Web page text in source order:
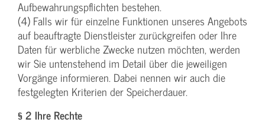
Aufbewahrungspflichten bestehen.
(4) Falls wir für einzelne Funktionen unseres Angebots
auf beauftragte Dienstleister zurückgreifen oder Ihre
Daten für werbliche Zwecke nutzen möchten, werden
wir Sie untenstehend im Detail über die jeweiligen
Vorgänge informieren. Dabei nennen wir auch die
festgelegten Kriterien der Speicherdauer.
§ 2 Ihre Rechte